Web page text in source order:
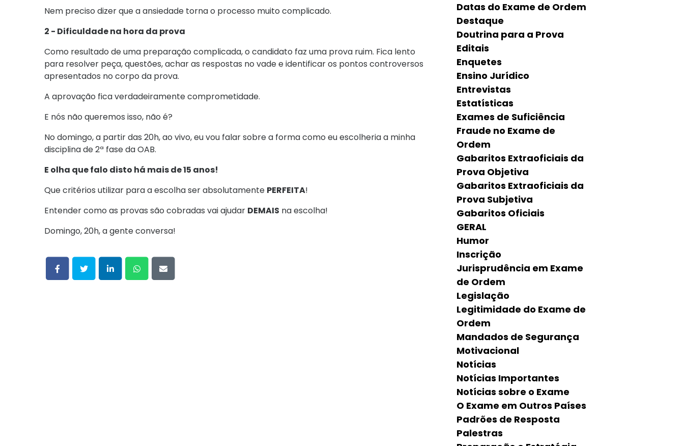
Nem preciso dizer que a ansiedade torna o processo muito complicado.
2 - Dificuldade na hora da prova
Como resultado de uma preparação complicada, o candidato faz uma prova ruim. Fica lento
para resolver peça, questões, achar as respostas no vade e identificar os pontos controversos
apresentados no corpo da prova.
A aprovação fica verdadeiramente comprometidade.
E nós não queremos isso, não é?
No domingo, a partir das 20h, ao vivo, eu vou falar sobre a forma como eu escolheria a minha
disciplina de 2ª fase da OAB.
E olha que falo disto há mais de 15 anos!
Que critérios utilizar para a escolha ser absolutamente PERFEITA!
Entender como as provas são cobradas vai ajudar DEMAIS na escolha!
Domingo, 20h, a gente conversa!
Datas do Exame de Ordem
Destaque
Doutrina para a Prova
Editais
Enquetes
Ensino Jurídico
Entrevistas
Estatísticas
Exames de Suficiência
Fraude no Exame de
Ordem
Gabaritos Extraoficiais da
Prova Objetiva
Gabaritos Extraoficiais da
Prova Subjetiva
Gabaritos Oficiais
GERAL
Humor
Inscrição
Jurisprudência em Exame
de Ordem
Legislação
Legitimidade do Exame de
Ordem
Mandados de Segurança
Motivacional
Notícias
Notícias Importantes
Notícias sobre o Exame
O Exame em Outros Países
Padrões de Resposta
Palestras